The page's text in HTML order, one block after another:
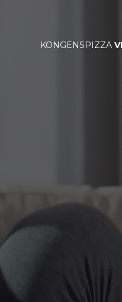
KONGENSPIZZA